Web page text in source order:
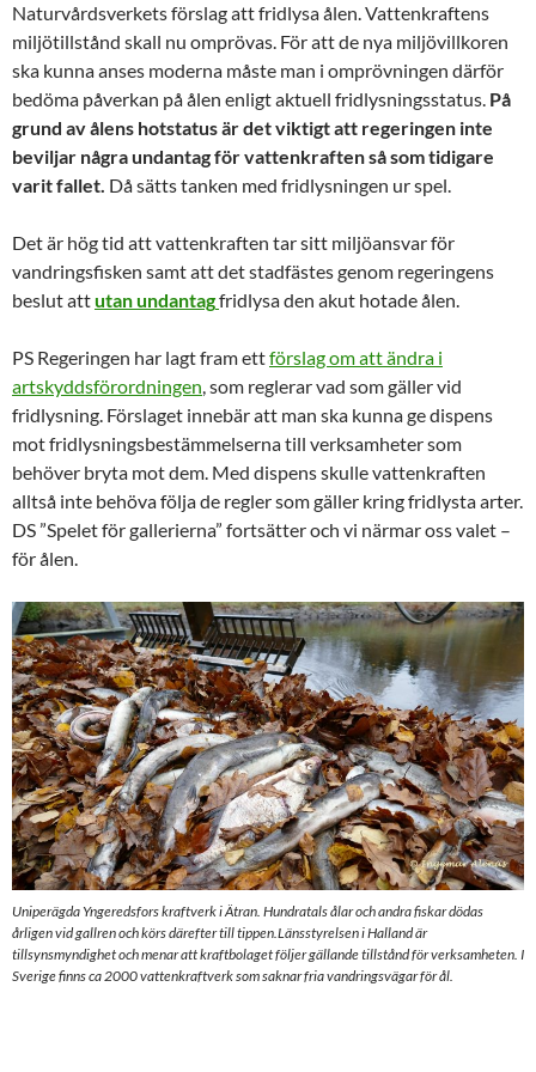
Naturvårdsverkets förslag att fridlysa ålen. Vattenkraftens
miljötillstånd skall nu omprövas. För att de nya miljövillkoren
ska kunna anses moderna måste man i omprövningen därför
bedöma påverkan på ålen enligt aktuell fridlysningsstatus. På
grund av ålens hotstatus är det viktigt att regeringen inte
beviljar några undantag för vattenkraften så som tidigare
varit fallet. Då sätts tanken med fridlysningen ur spel.
Det är hög tid att vattenkraften tar sitt miljöansvar för
vandringsfisken samt att det stadfästes genom regeringens
beslut attutan undantagfridlysa den akut hotade ålen.
PS Regeringen har lagt fram ettförslag om att ändra i
artskyddsförordningen, som reglerar vad som gäller vid
fridlysning. Förslaget innebär att man ska kunna ge dispens
mot fridlysningsbestämmelserna till verksamheter som
behöver bryta mot dem. Med dispens skulle vattenkraften
alltså inte behöva följa de regler som gäller kring fridlysta arter.
DS ”Spelet för gallerierna” fortsätter och vi närmar oss valet –
för ålen.
Uniperägda Yngeredsfors kraftverk i Ätran. Hundratals ålar och andra fiskar dödas
årligen vid gallren och körs därefter till tippen.Länsstyrelsen i Halland är
tillsynsmyndighet och menar att kraftbolaget följer gällande tillstånd för verksamheten. I
Sverige finns ca 2000 vattenkraftverk som saknar fria vandringsvägar för ål.